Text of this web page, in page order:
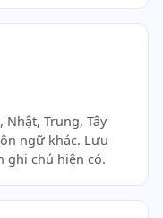
Trung, Tây
ngữ khác. Lưu
ghi chú hiện có.